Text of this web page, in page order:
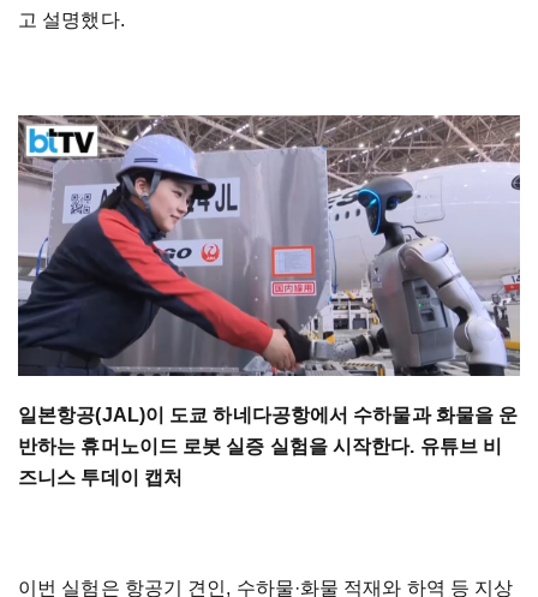
고 설명했다.
일본항공(JAL)이 도쿄 하네다공항에서 수하물과 화물을 운
반하는 휴머노이드 로봇 실증 실험을 시작한다. 유튜브 비
즈니스 투데이 캡처
이번 실험은 항공기 견인, 수하물·화물 적재와 하역 등 지상